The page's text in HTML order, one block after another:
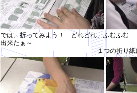
では、折ってみよ
出来たぁ～
１つの折り